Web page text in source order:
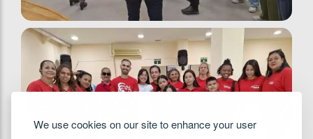
We use cookies on our site to enhance your user